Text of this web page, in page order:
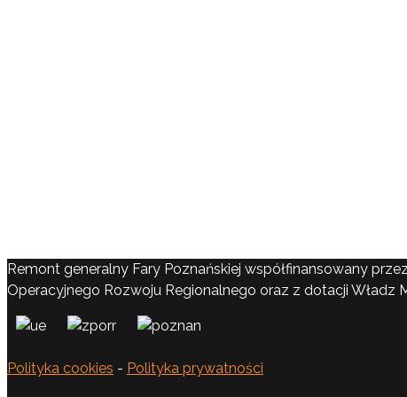
Remont generalny Fary Poznańskiej współfinansowany
Operacyjnego Rozwoju Regionalnego oraz z dotacji Władz
Polityka cookies - Polityka prywatności